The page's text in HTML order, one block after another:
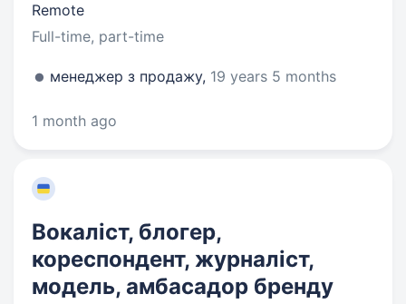
Remote
Full-time, part-time
менеджер з продажу, 19 years 5 months
1 month ago
Вокаліст, блогер,
кореспондент, журналіст,
модель, амбасадор бренду